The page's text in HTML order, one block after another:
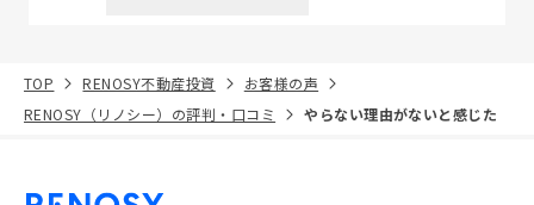
TOP RENOSY不動産投資
お客様の声
RENOSY（リノシー）の評判・口コミ
やらない理由がないと感じた